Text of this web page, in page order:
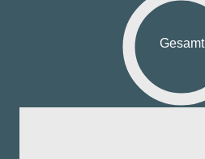
Gesamt